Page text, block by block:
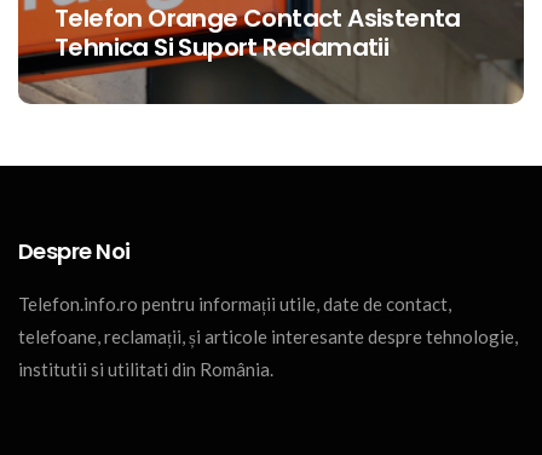
Telefon Orange Contact Asistenta
Tehnica Si Suport Reclamatii
Despre Noi
Telefon.info.ro pentru informații utile, date de contact,
telefoane, reclamații, și articole interesante despre tehnologie,
institutii si utilitati din România.